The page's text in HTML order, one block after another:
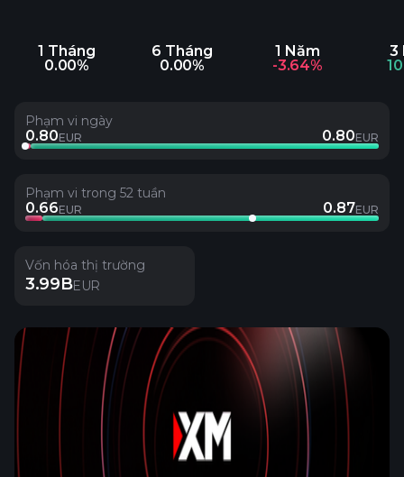
1 Tháng
0.00%
6 Tháng
0.00%
1 Năm
-3.64%
3
Phạm vi ngày
0.80EUR 0.80EUR
Phạm vi trong 52 tuần
0.66EUR 0.87EUR
Vốn hóa thị trường
3.99BEUR